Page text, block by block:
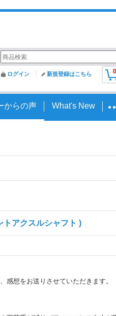
0
ログイン 新規登録はこちら
からの声 What's New
トアクスルシャフト )
感想をお送りさせていただきます。